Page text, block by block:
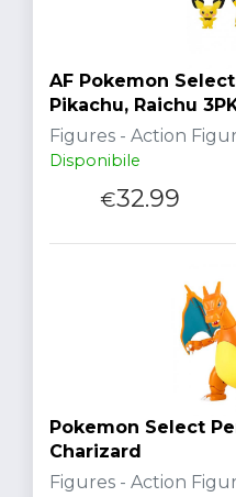
AF Pokemon
Pikachu, Raichu
Figures - Action
Disponibile
€32.99
Pokemon Select
Charizard
Figures - Action